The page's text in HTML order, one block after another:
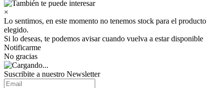
×
Lo sentimos, en este momento no tenemos stock para el producto
elegido.
Si lo deseas, te podemos avisar cuando vuelva a estar disponible
Notificarme
No gracias
Suscribite a nuestro Newsletter